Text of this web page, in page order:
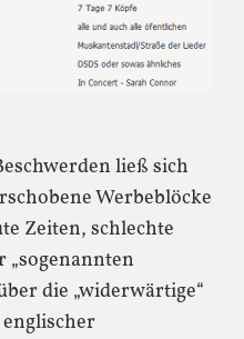
ließ sich
Werbeblöcke
Zeiten, schlechte
„sogenannten
die „widerwärtige“